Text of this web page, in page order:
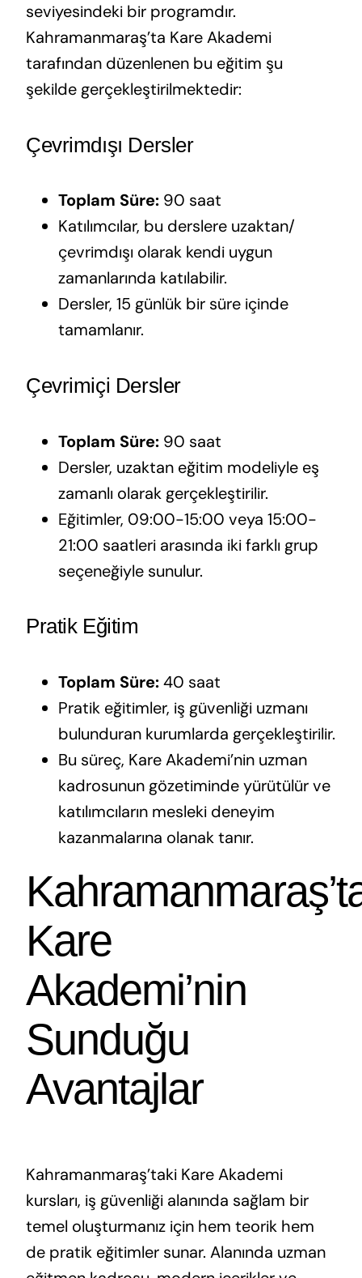
seviyesindeki bir programdır.
Kahramanmaraş’ta Kare Akademi
tarafından düzenlenen bu eğitim şu
şekilde gerçekleştirilmektedir:
Çevrimdışı Dersler
Toplam Süre:90 saat
Katılımcılar, bu derslere uzaktan/
çevrimdışı olarak kendi uygun
zamanlarında katılabilir.
Dersler, 15 günlük bir süre içinde
tamamlanır.
Çevrimiçi Dersler
Toplam Süre:90 saat
Dersler, uzaktan eğitim modeliyle eş
zamanlı olarak gerçekleştirilir.
Eğitimler, 09:00-15:00 veya 15:00-
21:00 saatleri arasında iki farklı grup
seçeneğiyle sunulur.
Pratik Eğitim
Toplam Süre:40 saat
Pratik eğitimler, iş güvenliği uzmanı
bulunduran kurumlarda gerçekleştirilir.
Bu süreç, Kare Akademi’nin uzman
kadrosunun gözetiminde yürütülür ve
katılımcıların mesleki deneyim
kazanmalarına olanak tanır.
Kare
Akademi’nin
Sunduğu
Avantajlar
Kahramanmaraş’taki Kare Akademi
kursları, iş güvenliği alanında sağlam bir
temel oluşturmanız için hem teorik hem
de pratik eğitimler sunar. Alanında uzman